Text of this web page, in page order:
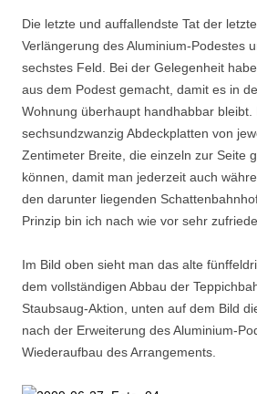
Die letzte und auffallendste Tat der
Verlängerung des Aluminium-Podestes
sechstes Feld. Bei der Gelegenheit
aus dem Podest gemacht, damit es in
Wohnung überhaupt handhabbar bleibt.
sechsundzwanzig Abdeckplatten von
Zentimeter Breite, die einzeln zur Seite
können, damit man jederzeit auch
den darunter liegenden
Prinzip bin ich nach wie vor sehr
Im Bild oben sieht man das alte
dem vollständigen Abbau der
Staubsaug-Aktion, unten auf dem Bild
nach der Erweiterung des Aluminium-
Wiederaufbau des Arrangements.